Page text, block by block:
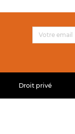
Droit privé